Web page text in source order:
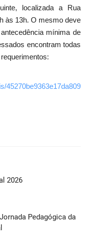
localizada a Rua
às 13h. O mesmo deve
mínima de
encontram todas
45270be9363e17da809
2026
Pedagógica da